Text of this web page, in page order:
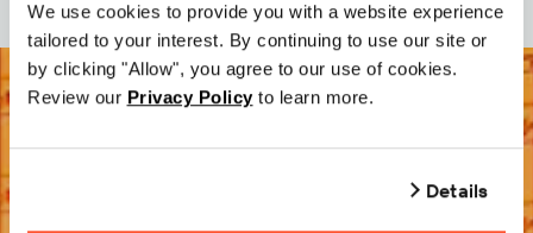
We use cookies to provide you with a website experience
tailored to your interest. By continuing to use our site or
by clicking "Allow", you agree to our use of cookies.
Review our Privacy Policy to learn more.
Details